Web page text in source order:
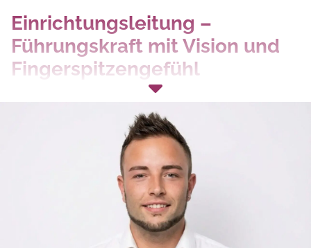
Einrichtungsleitung –
Führungskraft mit Vision und
Fingerspitzengefühl
deinem Wissen in Pflege, Betriebswirtschaft und
Organisation sorgst du für den reibungslosen Ablauf in
deiner Einrichtung. Doch nicht nur das – dank deines
kommunikativen Geschicks bist du das Gesicht, das die
Einrichtung nach außen vertritt und bist bestens im
Gemeinwesen vernetzt ist. Bei uns sind Persönlichkeiten
gefragt, die mit Herz, Verstand und Führungskompetenz
ihre Einrichtung prägen und weiterentwickeln. Wenn du
Verantwortung übernehmen und wirklich etwas bewegen
möchtest, bist du hier genau richtig!